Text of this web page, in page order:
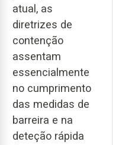
atual, as
diretrizes de
contenção
assentam
essencialmente
no cumprimento
das medidas de
barreira e na
deteção rápida